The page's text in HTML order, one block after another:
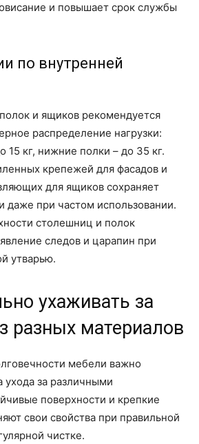
и повышает срок службы
по внутренней
и ящиков рекомендуется
распределение нагрузки:
15 кг, нижние полки – до 35 кг.
крепежей для фасадов и
для ящиков сохраняет
даже при частом использовании.
столешниц и полок
следов и царапин при
утварью.
ухаживать за
разных материалов
мебели важно
ухода за различными
поверхности и крепкие
свои свойства при правильной
чистке.